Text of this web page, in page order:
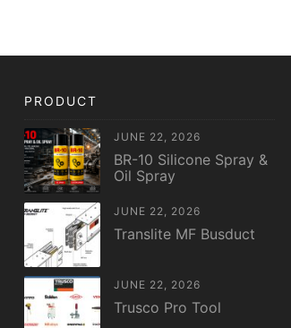
PRODUCT
JUNE 22, 2026
BR-10 Silicone Spray &
Oil Spray
JUNE 22, 2026
Translite MF Busduct
JUNE 22, 2026
Trusco Pro Tool